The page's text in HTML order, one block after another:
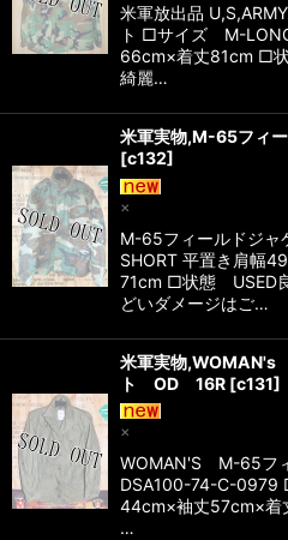
米軍放出品
ト □サイズ M-
66cm×着丈81cm □
綺麗…
米軍実物,M-65フィ
[c132]
×
M-65フィールドジ
SHORT 平置き肩
71cm □状態 USED
どいダメージはご…
米軍実物,WOMAN's
ト OD 16R [c131]
×
WOMAN'S M-65フ
DSA100-74-C-0979
44cm×袖丈57cm×
…